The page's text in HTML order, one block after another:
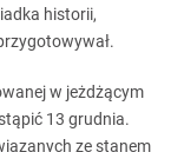
historii,
w jeżdżącym
13 grudnia.
ze stanem